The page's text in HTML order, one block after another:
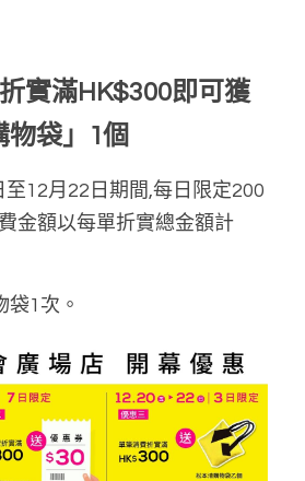
實滿HK$300即可獲
物袋」1個
12月22日期間,每日限定200
金額以每單折實總金額計
袋1次。